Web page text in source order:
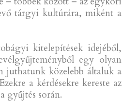
tárgyi kultúrára, miként a
kitelepítések idejéből,
egy olyan
juthatunk közelebb általuk a
a kérdésekre kereste az
gyűjtés során.